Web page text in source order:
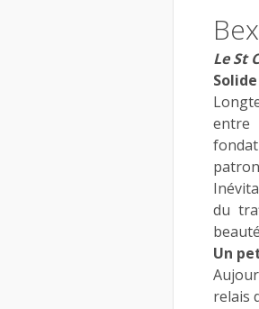
Le St
entre
du
Un
relais